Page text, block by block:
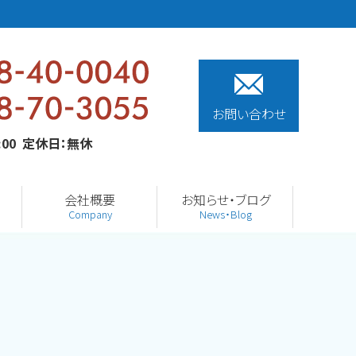
定休日：無休
お問い合わせ
会社概要
Company
お知らせ・ブログ
News・Blog